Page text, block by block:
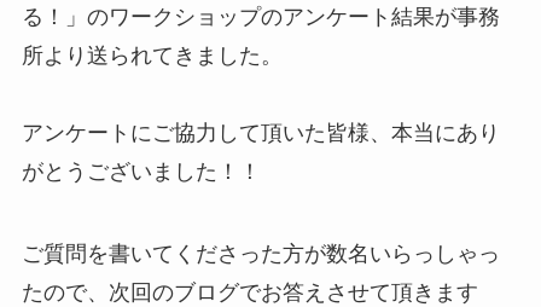
る！」のワークショップのアンケート結果が事務
所より送られてきました。
アンケートにご協力して頂いた皆様、本当にあり
がとうございました！！
ご質問を書いてくださった方が数名いらっしゃっ
たので、次回のブログでお答えさせて頂きます